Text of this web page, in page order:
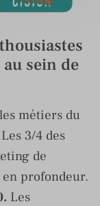
sein de
métiers du
3/4 des
de
profondeur.
Les